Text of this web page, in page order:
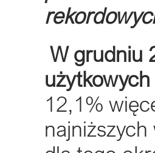
W grudniu
12,1%